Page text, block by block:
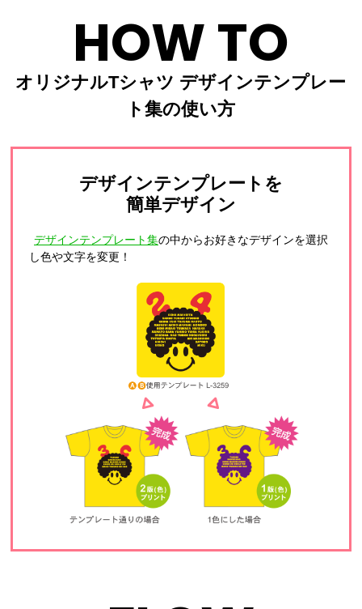
HOW TO
オリジナルTシャツ デザインテンプレー
ト集の使い方
デザインテンプレートを
簡単デザイン
デザインテンプレート集の中からお好きなデザインを選択
し色や文字を変更！